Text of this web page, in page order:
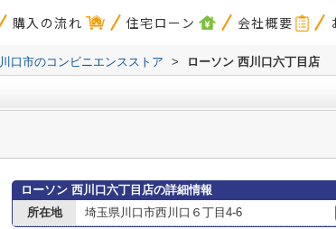
購入の流れ 住宅ローン 会社概要
川口市のコンビニエンスストア > ローソン 西川口六丁目店
ローソン 西川口六丁目店の詳細情報
所在地
埼玉県川口市西川口６丁目4-6